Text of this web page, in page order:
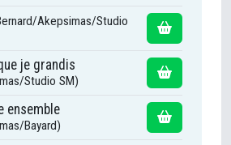
Akepsimas/Studio
je grandis
Studio SM)
ensemble
Bayard)